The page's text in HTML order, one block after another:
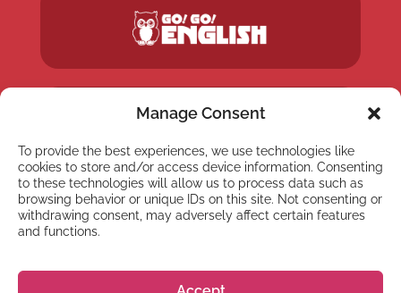
Manage Consent
To provide the best experiences, we use technologies like
cookies to store and/or access device information. Consenting
to these technologies will allow us to process data such as
browsing behavior or unique IDs on this site. Not consenting or
withdrawing consent, may adversely affect certain features
and functions.